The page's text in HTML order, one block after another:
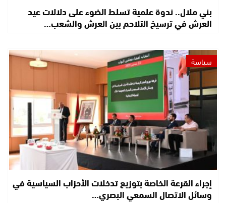
بني ملال.. ندوة علمية تسلط الضوء على دلالات عيد
العرش في ترسيخ التلاحم بين العرش والشعب…
سياسة
إجراء القرعة الخاصة بتوزيع تدخلات الأحزاب السياسية في
وسائل الاتصال السمعي البصري…